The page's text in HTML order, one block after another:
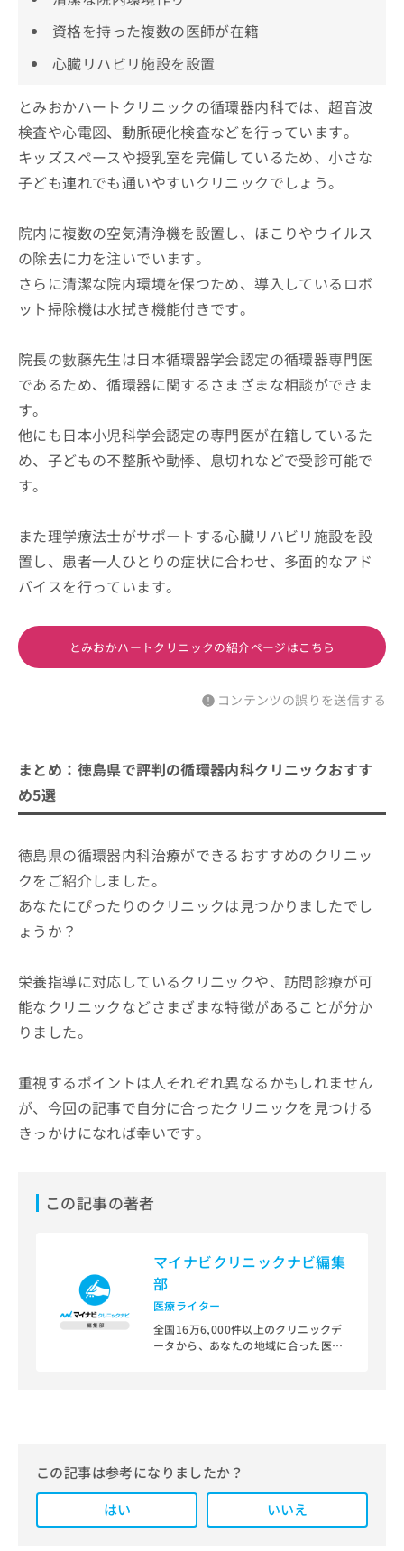
資格を持った複数の医師が在籍
心臓リハビリ施設を設置
とみおかハートクリニックの循環器内科では、超音波
検査や心電図、動脈硬化検査などを行っています。
キッズスペースや授乳室を完備しているため、小さな
子ども連れでも通いやすいクリニックでしょう。
院内に複数の空気清浄機を設置し、ほこりやウイルス
の除去に力を注いでいます。
さらに清潔な院内環境を保つため、導入しているロボ
ット掃除機は水拭き機能付きです。
院長の數藤先生は日本循環器学会認定の循環器専門医
であるため、循環器に関するさまざまな相談ができま
す。
他にも日本小児科学会認定の専門医が在籍しているた
め、子どもの不整脈や動悸、息切れなどで受診可能で
す。
また理学療法士がサポートする心臓リハビリ施設を設
置し、患者一人ひとりの症状に合わせ、多面的なアド
バイスを行っています。
とみおかハートクリニックの紹介ページはこちら
コンテンツの誤りを送信する
まとめ：徳島県で評判の循環器内科クリニックおすす
め5選
徳島県の循環器内科治療ができるおすすめのクリニッ
クをご紹介しました。
あなたにぴったりのクリニックは見つかりましたでし
ょうか？
栄養指導に対応しているクリニックや、訪問診療が可
能なクリニックなどさまざまな特徴があることが分か
りました。
重視するポイントは人それぞれ異なるかもしれません
が、今回の記事で自分に合ったクリニックを見つける
きっかけになれば幸いです。
この記事の著者
マイナビクリニックナビ編集
部
医療ライター
全国16万6,000件以上のクリニックデ
ータから、あなたの地域に合った医療
また、医療広告ガイドラインに準拠し
た編集体制を整えており、編集部内に
は、一般社団法人薬機法医療法規格協
この記事は参考になりましたか？
はい
いいえ